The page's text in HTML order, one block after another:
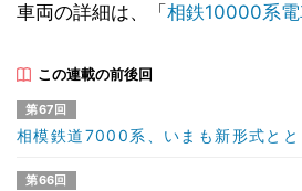
車両の詳細は、「 相鉄10000系
この連載の前後回
第67回
相模鉄道7000系、いまも新形式とと
第66回